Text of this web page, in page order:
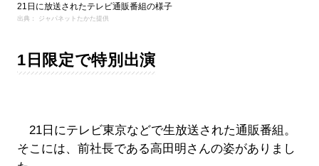
21日に放送されたテレビ通販番組の様子
出典： ジャパネットたかた提供
1日限定で特別出演
21日にテレビ東京などで生放送された通販番組。
そこには、前社長である高田明さんの姿がありまし